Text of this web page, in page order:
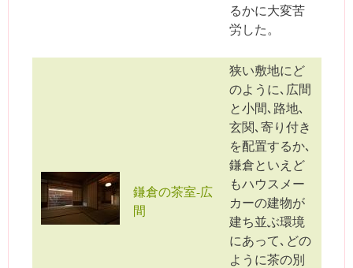
るかに大変苦
労した。
鎌倉の茶室-広
間
狭い敷地にど
のように､広間
と小間､路地､
玄関､寄り付き
を配置するか､
鎌倉といえど
もハウスメー
カーの建物が
建ち並ぶ環境
にあって､どの
ように茶の別